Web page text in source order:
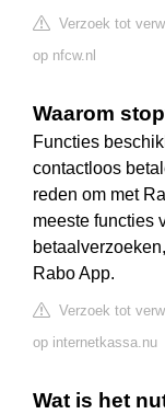
Verzoek tot
op nfcw.nl
Waarom
Functies
contactloos
reden om met
meeste functies
Rabo App.
Verzoek tot
op internetkassa.nu
Wat is het